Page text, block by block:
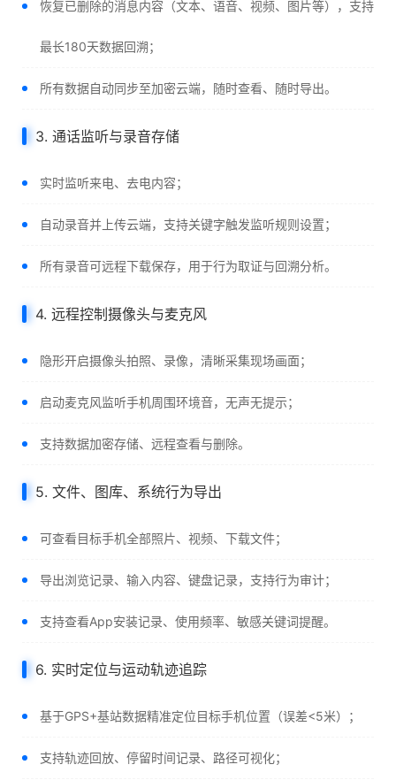
恢复已删除的消息内容（文本、语音、视频、图片等），支持
最长180天数据回溯；
所有数据自动同步至加密云端，随时查看、随时导出。
3. 通话监听与录音存储
实时监听来电、去电内容；
自动录音并上传云端，支持关键字触发监听规则设置；
所有录音可远程下载保存，用于行为取证与回溯分析。
4. 远程控制摄像头与麦克风
隐形开启摄像头拍照、录像，清晰采集现场画面；
启动麦克风监听手机周围环境音，无声无提示；
支持数据加密存储、远程查看与删除。
5. 文件、图库、系统行为导出
可查看目标手机全部照片、视频、下载文件；
导出浏览记录、输入内容、键盘记录，支持行为审计；
支持查看App安装记录、使用频率、敏感关键词提醒。
6. 实时定位与运动轨迹追踪
基于GPS+基站数据精准定位目标手机位置（误差<5米）；
支持轨迹回放、停留时间记录、路径可视化；